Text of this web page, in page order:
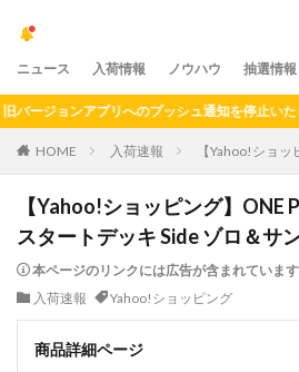
ニュース 入荷情報 ノウハウ 抽選情報
ョンアプリへのプッシュ通知を停止いたします
HOME 入荷速報 【Yahoo!ショ
【Yahoo!ショッピング】ONE
スタートデッキ Side ゾロ＆サ
本ページのリンクには広告が含まれています
入荷速報
Yahoo!ショッピング
商品詳細ページ